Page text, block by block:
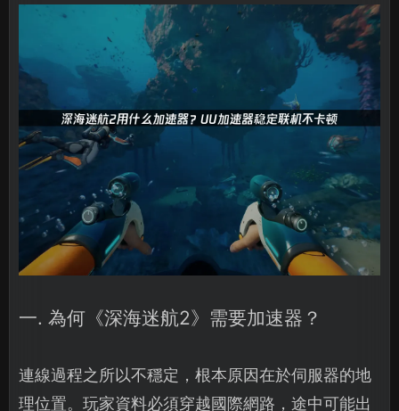
一. 為何《深海迷航2》需要加速器？
連線過程之所以不穩定，根本原因在於伺服器的地
理位置。玩家資料必須穿越國際網路，途中可能出